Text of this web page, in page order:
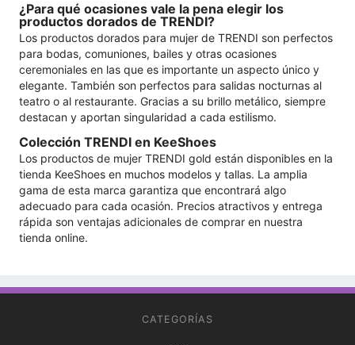
¿Para qué ocasiones vale la pena elegir los
productos dorados de TRENDI?
Los productos dorados para mujer de TRENDI son perfectos
para bodas, comuniones, bailes y otras ocasiones
ceremoniales en las que es importante un aspecto único y
elegante. También son perfectos para salidas nocturnas al
teatro o al restaurante. Gracias a su brillo metálico, siempre
destacan y aportan singularidad a cada estilismo.
Colección TRENDI en KeeShoes
Los productos de mujer TRENDI gold están disponibles en la
tienda KeeShoes en muchos modelos y tallas. La amplia
gama de esta marca garantiza que encontrará algo
adecuado para cada ocasión. Precios atractivos y entrega
rápida son ventajas adicionales de comprar en nuestra
tienda online.
CATEGORÍAS